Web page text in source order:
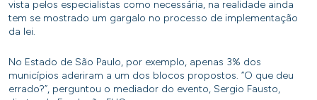
vista pelos especialistas como necessária, na realidade ainda
tem se mostrado um gargalo no processo de implementação
da lei.
No Estado de São Paulo, por exemplo, apenas 3% dos
municípios aderiram a um dos blocos propostos. “O que deu
errado?”, perguntou o mediador do evento, Sergio Fausto,